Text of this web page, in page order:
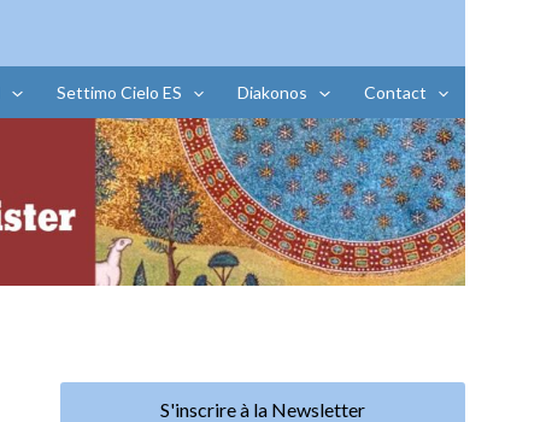
Settimo Cielo ES Diakonos Contact
S'inscrire à la Newsletter